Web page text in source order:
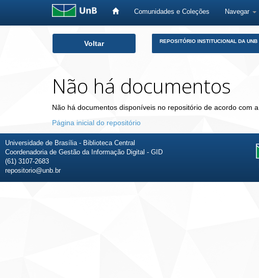
Comunidades e Coleções Navegar
Voltar REPOSITÓRIO INSTITUCIONAL DA UNB
Não há documentos
Não há documentos disponíveis no repositório de acordo com a
Página inicial do repositório
Universidade de Brasília - Biblioteca Central
Coordenadoria de Gestão da Informação Digital - GID
(61) 3107-2683
repositorio@unb.br